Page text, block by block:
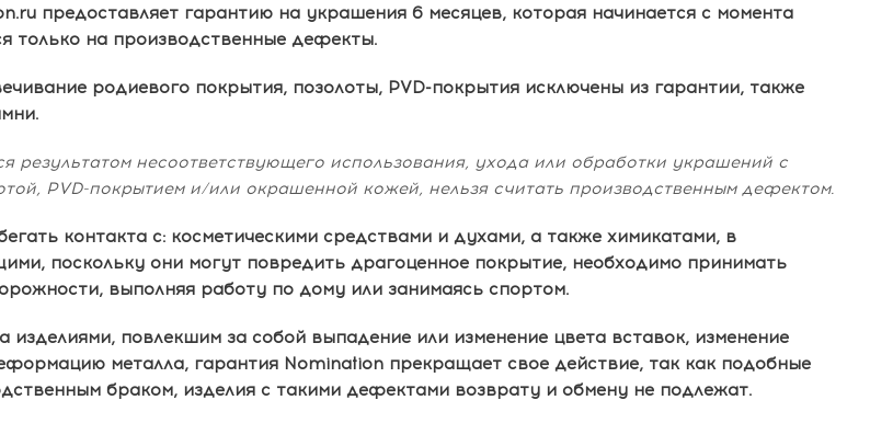
предоставляет гарантию на украшения 6 месяцев, которая начинается с момента
только на производственные дефекты.
родиевого покрытия, позолоты, PVD-покрытия исключены из гарантии, также
результатом несоответствующего использования, ухода или обработки украшений с
PVD-покрытием и/или окрашенной кожей, нельзя считать производственным дефектом.
контакта с: косметическими средствами и духами, а также химикатами, в
поскольку они могут повредить драгоценное покрытие, необходимо принимать
выполняя работу по дому или занимаясь спортом.
повлекшим за собой выпадение или изменение цвета вставок, изменение
металла, гарантия Nomination прекращает свое действие, так как подобные
браком, изделия с такими дефектами возврату и обмену не подлежат.